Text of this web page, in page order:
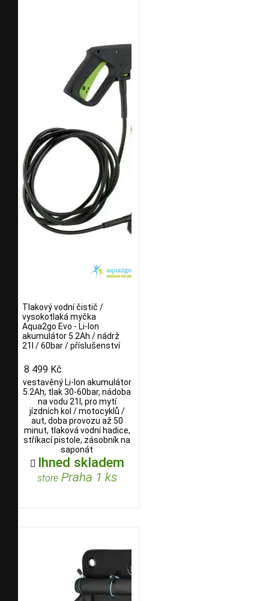
Tlakový vodní čistič /
vysokotlaká myčka
Aqua2go Evo - Li-Ion
akumulátor 5.2Ah / nádrž
21l / 60bar / příslušenství
8 499 Kč
vestavěný Li-Ion akumulátor
5.2Ah, tlak 30-60bar, nádoba
na vodu 21l, pro mytí
jízdních kol / motocyklů /
aut, doba provozu až 50
minut, tlaková vodní hadice,
stříkací pistole, zásobník na
saponát
 Ihned skladem
storePraha 1 ks